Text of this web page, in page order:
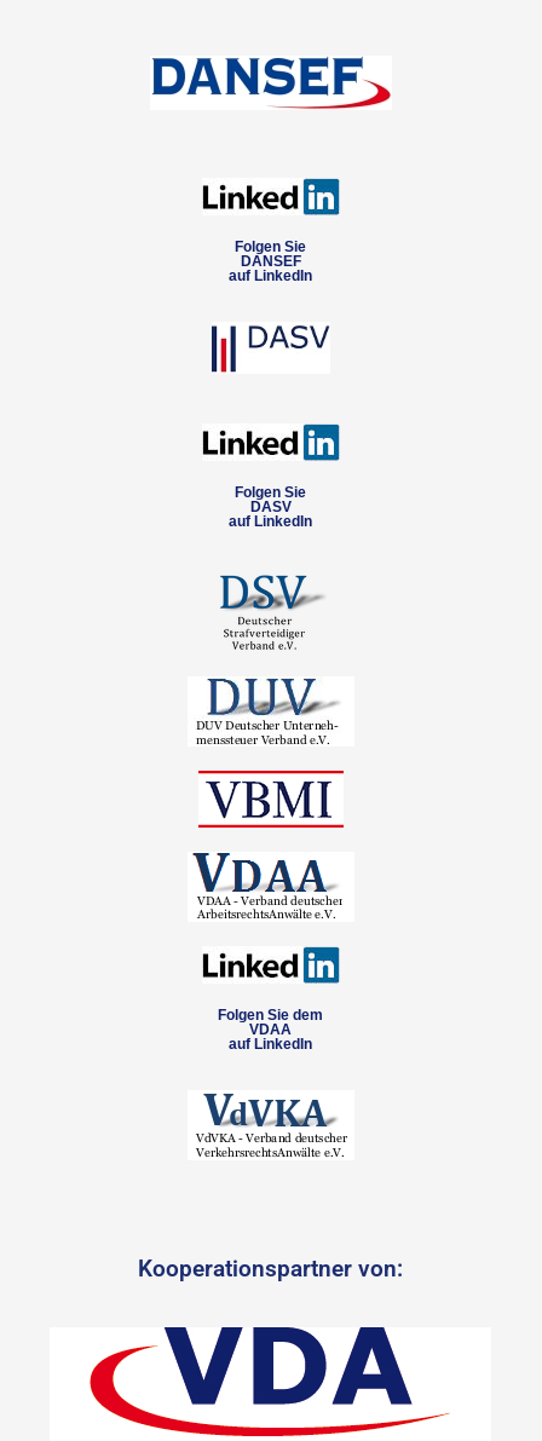
Folgen Sie
DANSEF
auf LinkedIn
Folgen Sie
DASV
auf LinkedIn
Folgen Sie dem
VDAA
auf LinkedIn
Kooperationspartner von: